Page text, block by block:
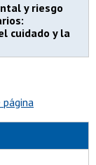
y riesgo
cuidado y la